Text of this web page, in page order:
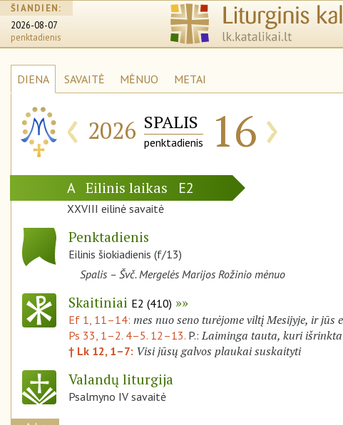
ŠIANDIEN:
2026-08-07
penktadienis
DIENA SAVAITĖ MĖNUO METAI
‹ 2026 SPALIS
penktadienis 16›
A Eilinis laikas E2
XXVIII eilinė savaitė
Penktadienis
Eilinis šiokiadienis (f/13)
Spalis – Švč. Mergelės Marijos Rožinio mėnuo
Skaitiniai E2 (410)
Ef 1, 11–14: mes nuo seno turėjome viltį Mesijyje, ir jūs
Ps 33, 1–2. 4–5. 12–13. P.: Laiminga tauta, kuri išrinkta
† Lk 12, 1–7: Visi jūsų galvos plaukai suskaityti
Valandų liturgija
Psalmyno IV savaitė